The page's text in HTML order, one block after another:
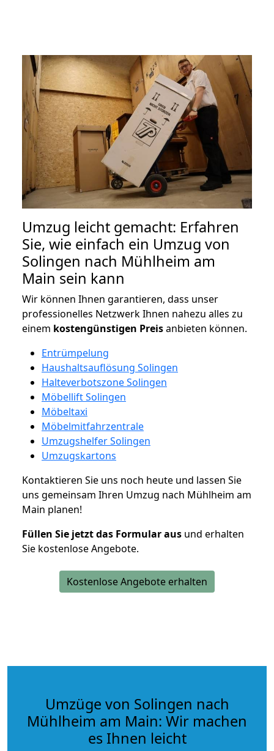
Umzug leicht gemacht: Erfahren
Sie, wie einfach ein Umzug von
Solingen nach Mühlheim am
Main sein kann
Wir können Ihnen garantieren, dass unser
professionelles Netzwerk Ihnen nahezu alles zu
einem kostengünstigen Preisanbieten können.
Entrümpelung
Haushaltsauflösung Solingen
Halteverbotszone Solingen
Möbellift Solingen
Möbeltaxi
Möbelmitfahrzentrale
Umzugshelfer Solingen
Umzugskartons
Kontaktieren Sie uns noch heute und lassen Sie
uns gemeinsam Ihren Umzug nach Mühlheim am
Main planen!
Füllen Sie jetzt das Formular aus und erhalten
Sie kostenlose Angebote.
Kostenlose Angebote erhalten
Umzüge von Solingen nach
Mühlheim am Main: Wir machen
es Ihnen leicht